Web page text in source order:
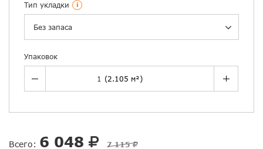
Тип укладки i
Без запаса
Упаковок
Всего: 6 048 7 115